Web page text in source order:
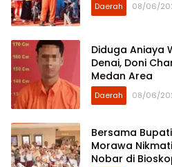
Daerah 08/06/
Diduga Aniaya
Denai, Doni
Medan Area
Daerah 08/06/
Bersama
Morawa
Nobar di